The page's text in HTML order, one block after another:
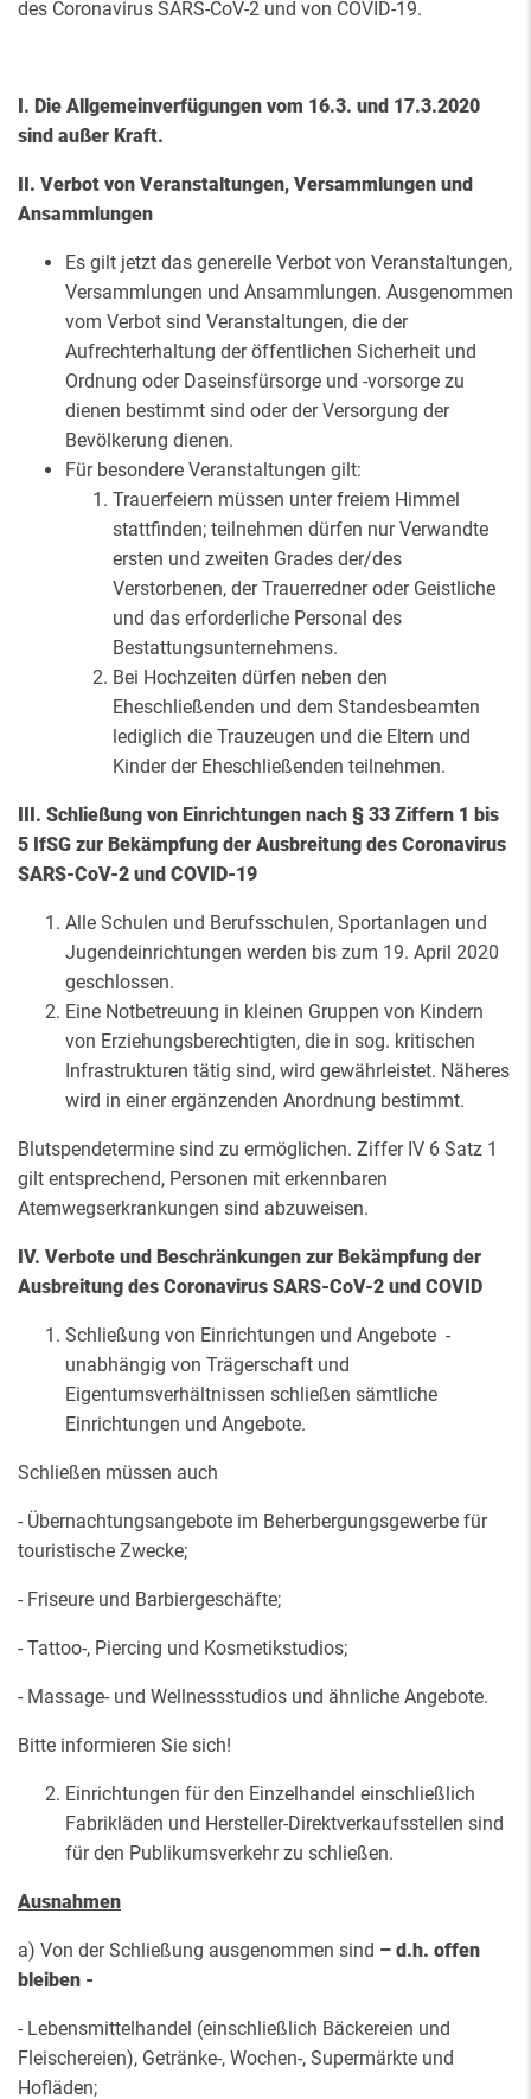
des Coronavirus SARS-CoV-2 und von COVID-19.
I. Die Allgemeinverfügungen vom 16.3. und 17.3.2020
sind außer Kraft.
II. Verbot von Veranstaltungen, Versammlungen und
Ansammlungen
Es gilt jetzt das generelle Verbot von Veranstaltungen,
Versammlungen und Ansammlungen. Ausgenommen
vom Verbot sind Veranstaltungen, die der
Aufrechterhaltung der öffentlichen Sicherheit und
Ordnung oder Daseinsfürsorge und -vorsorge zu
dienen bestimmt sind oder der Versorgung der
Bevölkerung dienen.
Für besondere Veranstaltungen gilt:
Trauerfeiern müssen unter freiem Himmel
stattfinden; teilnehmen dürfen nur Verwandte
ersten und zweiten Grades der/des
Verstorbenen, der Trauerredner oder Geistliche
und das erforderliche Personal des
Bestattungsunternehmens.
Bei Hochzeiten dürfen neben den
Eheschließenden und dem Standesbeamten
lediglich die Trauzeugen und die Eltern und
Kinder der Eheschließenden teilnehmen.
III. Schließung von Einrichtungen nach § 33 Ziffern 1 bis
5 IfSG zur Bekämpfung der Ausbreitung des Coronavirus
SARS-CoV-2 und COVID-19
Alle Schulen und Berufsschulen, Sportanlagen und
Jugendeinrichtungen werden bis zum 19. April 2020
geschlossen.
Eine Notbetreuung in kleinen Gruppen von Kindern
von Erziehungsberechtigten, die in sog. kritischen
Infrastrukturen tätig sind, wird gewährleistet. Näheres
wird in einer ergänzenden Anordnung bestimmt.
Blutspendetermine sind zu ermöglichen. Ziffer IV 6 Satz 1
gilt entsprechend, Personen mit erkennbaren
Atemwegserkrankungen sind abzuweisen.
IV. Verbote und Beschränkungen zur Bekämpfung der
Ausbreitung des Coronavirus SARS-CoV-2 und COVID
Schließung von Einrichtungen und Angebote -
unabhängig von Trägerschaft und
Eigentumsverhältnissen schließen sämtliche
Einrichtungen und Angebote.
Schließen müssen auch
- Übernachtungsangebote im Beherbergungsgewerbe für
touristische Zwecke;
- Friseure und Barbiergeschäfte;
- Tattoo-, Piercing und Kosmetikstudios;
- Massage- und Wellnessstudios und ähnliche Angebote.
Bitte informieren Sie sich!
Einrichtungen für den Einzelhandel einschließlich
Fabrikläden und Hersteller-Direktverkaufsstellen sind
für den Publikumsverkehr zu schließen.
Ausnahmen
a) Von der Schließung ausgenommen sind – d.h. offen
bleiben -
- Lebensmittelhandel (einschließlich Bäckereien und
Fleischereien), Getränke-, Wochen-, Supermärkte und
Hofläden;